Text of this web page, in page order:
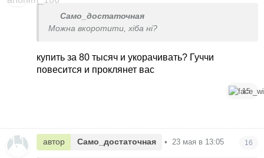
Само_достаточная
Можна вкоротити, хіба ні?
купить за 80 тысяч и укорачивать? Гуччи
повесится и проклянет вас
15
автор Само_достаточная • 23 мая в 13:05 16